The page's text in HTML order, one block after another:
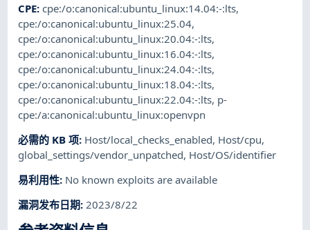
CPE:cpe:/o:canonical:ubuntu_linux:14.04:-:lts,
cpe:/o:canonical:ubuntu_linux:25.04,
cpe:/o:canonical:ubuntu_linux:20.04:-:lts,
cpe:/o:canonical:ubuntu_linux:16.04:-:lts,
cpe:/o:canonical:ubuntu_linux:24.04:-:lts,
cpe:/o:canonical:ubuntu_linux:18.04:-:lts,
cpe:/o:canonical:ubuntu_linux:22.04:-:lts, p-
cpe:/a:canonical:ubuntu_linux:openvpn
必需的 KB 项: Host/local_checks_enabled, Host/cpu,
global_settings/vendor_unpatched, Host/OS/identifier
易利用性: No known exploits are available
漏洞发布日期:2023/8/22